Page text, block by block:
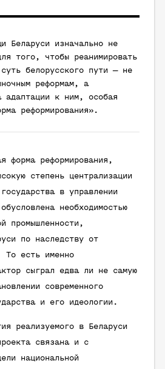
Беларуси изначально не
того, чтобы реанимировать
белорусского пути — не
реформам, а
адаптации к ним, особая
реформирования».
форма реформирования,
степень централизации
в управлении
необходимостью
промышленности,
по наследству от
То есть именно
сыграл едва ли не самую
современного
и его идеологии.
реализуемого в Беларуси
связана и с
национальной